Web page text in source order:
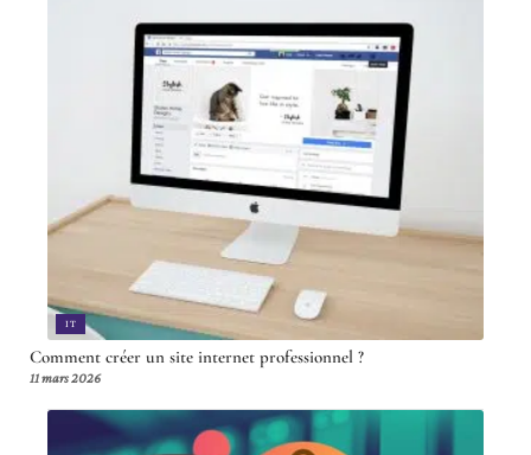
IT
Comment créer un site internet professionnel ?
11 mars 2026